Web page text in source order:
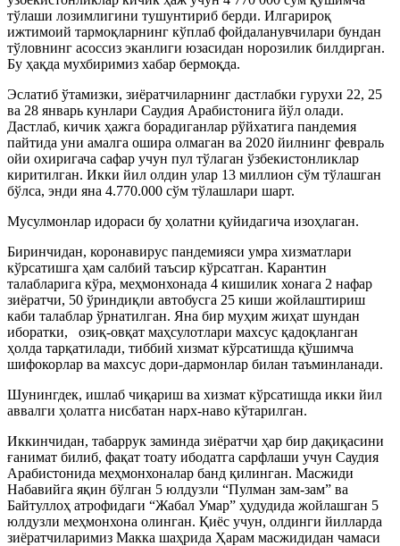
тўлаши лозимлигини тушунтириб берди. Илгарироқ
ижтимоий тармоқларнинг кўплаб фойдаланувчилари бундан
тўловнинг асоссиз эканлиги юзасидан норозилик билдирган.
Бу ҳақда мухбиримиз хабар бермоқда.
Эслатиб ўтамизки, зиёратчиларнинг дастлабки гурухи 22, 25
ва 28 январь кунлари Саудия Арабистонига йўл олади.
Дастлаб, кичик ҳажга борадиганлар рўйхатига пандемия
пайтида уни амалга ошира олмаган ва 2020 йилнинг февраль
ойи охиригача сафар учун пул тўлаган ўзбекистонликлар
киритилган. Икки йил олдин улар 13 миллион сўм тўлашган
бўлса, энди яна 4.770.000 сўм тўлашлари шарт.
Мусулмонлар идораси бу ҳолатни қуйидагича изоҳлаган.
Биринчидан, коронавирус пандемияси умра хизматлари
кўрсатишга ҳам салбий таъсир кўрсатган. Карантин
талабларига кўра, меҳмонхонада 4 кишилик хонага 2 нафар
зиёратчи, 50 ўриндиқли автобусга 25 киши жойлаштириш
каби талаблар ўрнатилган. Яна бир муҳим жиҳат шундан
иборатки, озиқ-овқат маҳсулотлари махсус қадоқланган
ҳолда тарқатилади, тиббий хизмат кўрсатишда қўшимча
шифокорлар ва махсус дори-дармонлар билан таъминланади.
Шунингдек, ишлаб чиқариш ва хизмат кўрсатишда икки йил
аввалги ҳолатга нисбатан нарх-наво кўтарилган.
Иккинчидан, табаррук заминда зиёратчи ҳар бир дақиқасини
ғанимат билиб, фақат тоату ибодатга сарфлаши учун Саудия
Арабистонида меҳмонхоналар банд қилинган. Масжиди
Набавийга яқин бўлган 5 юлдузли “Пулман зам-зам” ва
Байтуллоҳ атрофидаги “Жабал Умар” ҳудудида жойлашган 5
юлдузли меҳмонхона олинган. Қиёс учун, олдинги йилларда
зиёратчиларимиз Макка шаҳрида Ҳарам масжидидан чамаси